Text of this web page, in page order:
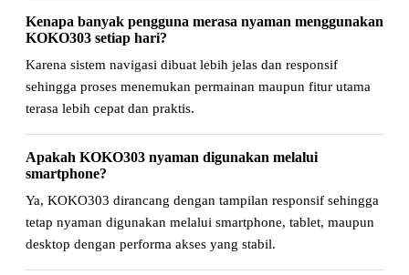
Kenapa banyak pengguna merasa nyaman menggunakan
KOKO303 setiap hari?
Karena sistem navigasi dibuat lebih jelas dan responsif
sehingga proses menemukan permainan maupun fitur utama
terasa lebih cepat dan praktis.
Apakah KOKO303 nyaman digunakan melalui
smartphone?
Ya, KOKO303 dirancang dengan tampilan responsif sehingga
tetap nyaman digunakan melalui smartphone, tablet, maupun
desktop dengan performa akses yang stabil.